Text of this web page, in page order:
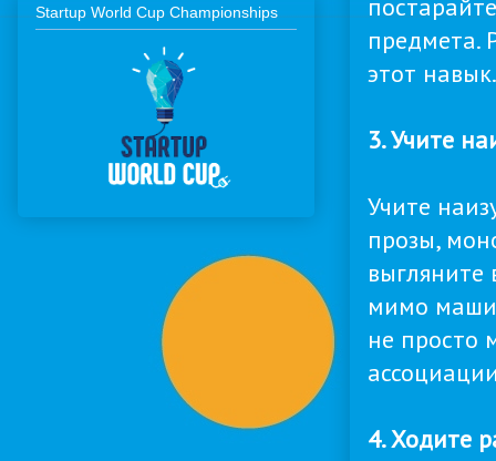
предмета.
этот навык.
3. Учите
Учите
прозы,
мимо
не просто
4. Ходите
Startup World Cup Championships